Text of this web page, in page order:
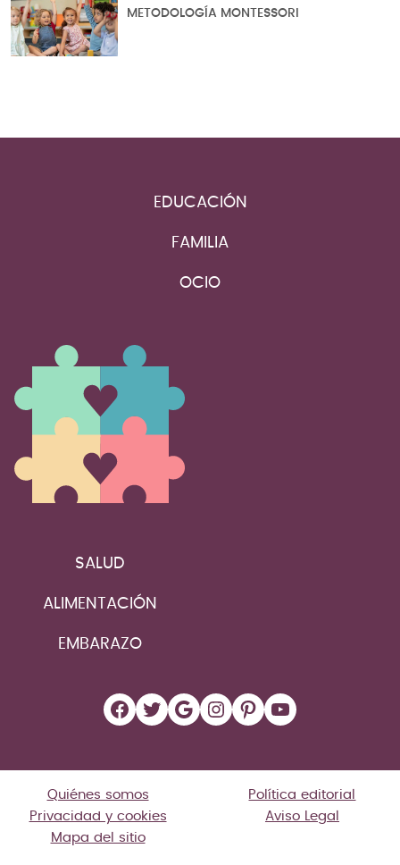
METODOLOGÍA MONTESSORI
EDUCACIÓN
FAMILIA
OCIO
SALUD
ALIMENTACIÓN
EMBARAZO
Facebook
Twitter
Google
Instagram
Pinterest
YouTube
Quiénes somos
Política editorial
Privacidad y cookies
Aviso Legal
Mapa del sitio